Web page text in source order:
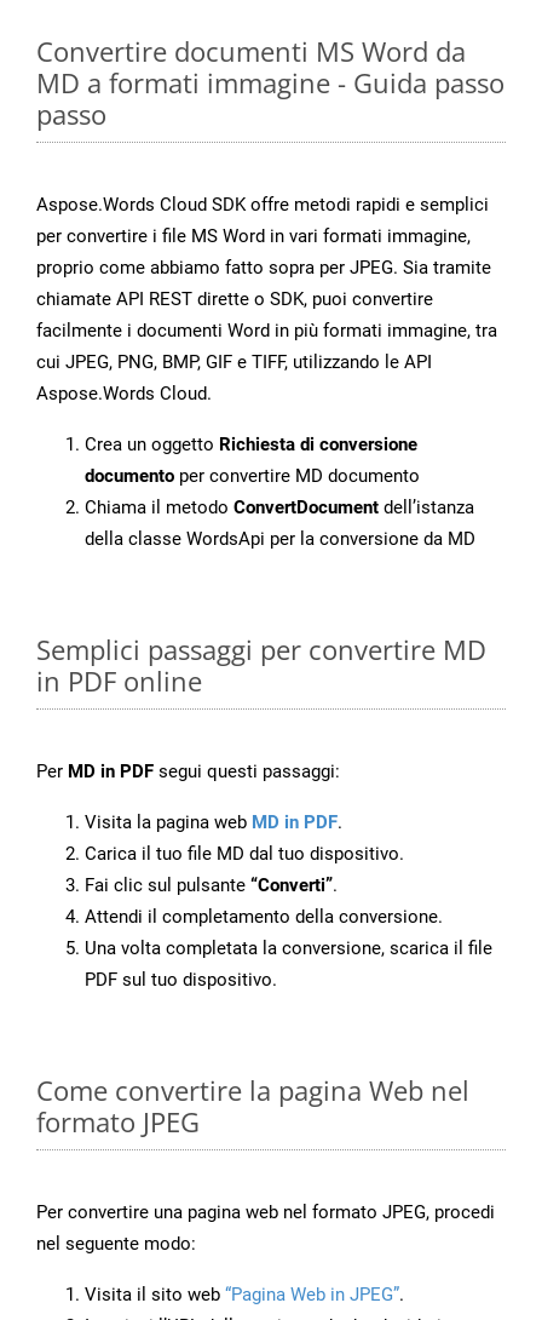
Convertire documenti MS Word da
MD a formati immagine - Guida passo
passo
Aspose.Words Cloud SDK offre metodi rapidi e semplici
per convertire i file MS Word in vari formati immagine,
proprio come abbiamo fatto sopra per JPEG. Sia tramite
chiamate API REST dirette o SDK, puoi convertire
facilmente i documenti Word in più formati immagine, tra
cui JPEG, PNG, BMP, GIF e TIFF, utilizzando le API
Aspose.Words Cloud.
Crea un oggetto Richiesta di conversione
documento per convertire MD documento
Chiama il metodo ConvertDocument dell’istanza
della classe WordsApi per la conversione da MD
Semplici passaggi per convertire MD
in PDF online
Per MD in PDF segui questi passaggi:
Visita la pagina web MD in PDF.
Carica il tuo file MD dal tuo dispositivo.
Fai clic sul pulsante “Converti”.
Attendi il completamento della conversione.
Una volta completata la conversione, scarica il file
PDF sul tuo dispositivo.
Come convertire la pagina Web nel
formato JPEG
Per convertire una pagina web nel formato JPEG, procedi
nel seguente modo:
Visita il sito web “Pagina Web in JPEG”.